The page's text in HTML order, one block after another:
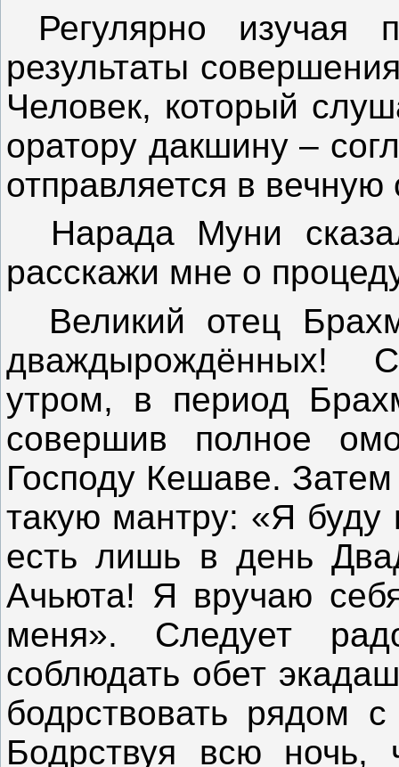
Регулярно изучая
результаты
Человек, который
оратору дакшину –
отправляется в вечную
Нарада Муни
расскажи мне о
Великий отец
дваждырождённых!
утром, в период
совершив полное
Господу Кешаве. Затем
такую мантру: «Я буду
есть лишь в день
Ачьюта! Я вручаю
меня». Следует
соблюдать обет
бодрствовать рядом
Бодрствуя всю ночь,